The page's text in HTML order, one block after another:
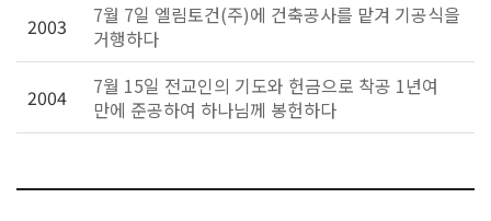
2003
7월 7일 엘림토건(주)에 건축공사를 맡겨 기공식을
거행하다
2004
7월 15일 전교인의 기도와 헌금으로 착공 1년여
만에 준공하여 하나님께 봉헌하다